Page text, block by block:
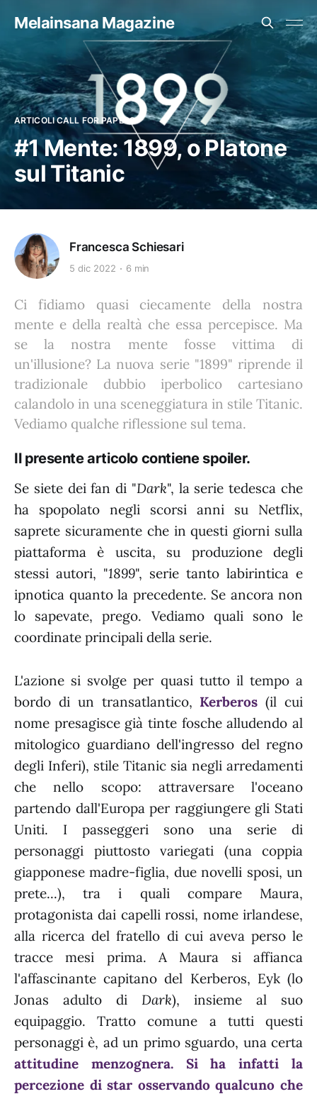
Melainsana Magazine
ARTICOLI CALL FOR PAPERS
#1 Mente: 1899, o Platone
sul Titanic
Francesca Schiesari
5 dic 2022 6 min
Ci fidiamo quasi ciecamente della nostra
mente e della realtà che essa percepisce. Ma
se la nostra mente fosse vittima di
un'illusione? La nuova serie "1899" riprende il
tradizionale dubbio iperbolico cartesiano
calandolo in una sceneggiatura in stile Titanic.
Vediamo qualche riflessione sul tema.
Il presente articolo contiene spoiler.
Se siete dei fan di "Dark", la serie tedesca che
ha spopolato negli scorsi anni su Netflix,
saprete sicuramente che in questi giorni sulla
piattaforma è uscita, su produzione degli
stessi autori, "1899", serie tanto labirintica e
ipnotica quanto la precedente. Se ancora non
lo sapevate, prego. Vediamo quali sono le
coordinate principali della serie.
L'azione si svolge per quasi tutto il tempo a
bordo di un transatlantico, Kerberos (il cui
nome presagisce già tinte fosche alludendo al
mitologico guardiano dell'ingresso del regno
degli Inferi), stile Titanic sia negli arredamenti
che nello scopo: attraversare l'oceano
partendo dall'Europa per raggiungere gli Stati
Uniti. I passeggeri sono una serie di
personaggi piuttosto variegati (una coppia
giapponese madre-figlia, due novelli sposi, un
prete...), tra i quali compare Maura,
protagonista dai capelli rossi, nome irlandese,
alla ricerca del fratello di cui aveva perso le
tracce mesi prima. A Maura si affianca
l'affascinante capitano del Kerberos, Eyk (lo
Jonas adulto di Dark), insieme al suo
equipaggio. Tratto comune a tutti questi
personaggi è, ad un primo sguardo, una certa
attitudine menzognera. Si ha infatti la
percezione di star osservando qualcuno che